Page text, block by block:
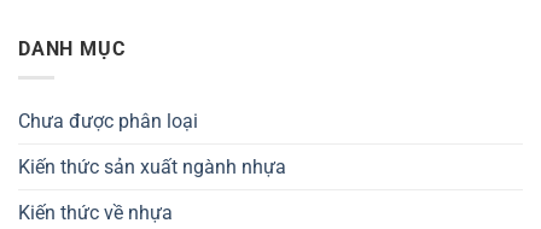
DANH MỤC
Chưa được phân loại
Kiến thức sản xuất ngành nhựa
Kiến thức về nhựa